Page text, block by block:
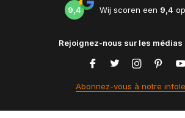
9,4 Wij scoren een 9,4 op
Rejoignez-nous sur les médias
Abonnez-vous à notre